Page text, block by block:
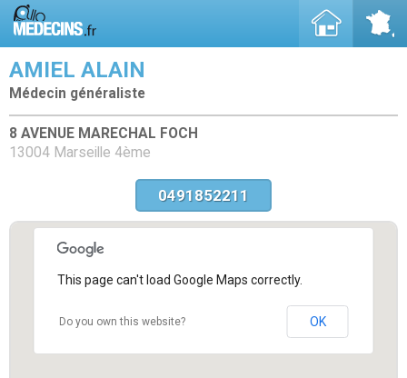
AMIEL ALAIN
Médecin généraliste
8 AVENUE MARECHAL FOCH
13004 Marseille 4ème
0491852211
This page can't load Google Maps correctly.
Do you own this website? OK